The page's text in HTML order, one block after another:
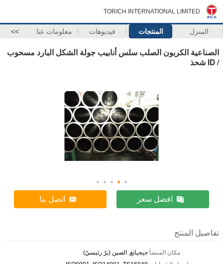
TORICH INTERNATIONAL LIMITED
المنزل المنتجات فيديوهات معلومات عنا >>
الصناعية الكربون الصلب سلس أنابيب جولة الشكل البارد مسحوب
/ ID شحذ
افضل سعر اتصل بنا
تفاصيل المنتج
مكان المنشأ:جيجيانغ, الصين (برّ رئيسيّ)